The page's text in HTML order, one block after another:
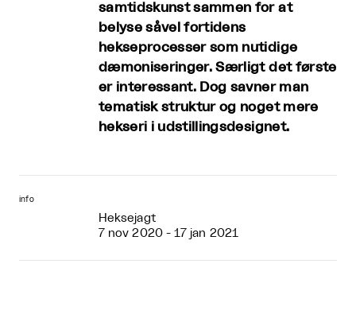
samtidskunst sammen for at
belyse såvel fortidens
hekseprocesser som nutidige
dæmoniseringer. Særligt det første
er interessant. Dog savner man
tematisk struktur og noget mere
hekseri i udstillingsdesignet.
info
Heksejagt
7 nov 2020 - 17 jan 2021